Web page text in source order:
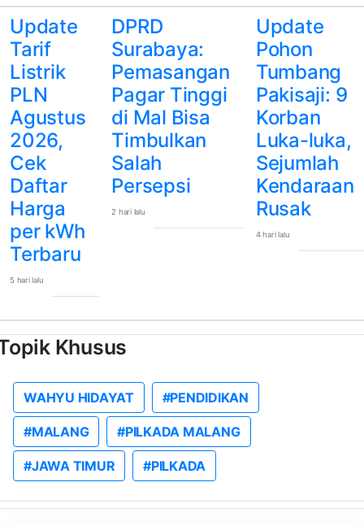
Update
Tarif
Listrik
PLN
Agustus
2026,
Cek
Daftar
Harga
per kWh
Terbaru
5 hari lalu
DPRD
Surabaya:
Pemasangan
Pagar Tinggi
di Mal Bisa
Timbulkan
Salah
Persepsi
2 hari lalu
Update
Pohon
Tumbang
Pakisaji: 9
Korban
Luka-luka,
Sejumlah
Kendaraan
Rusak
4 hari lalu
Khusus
WAHYU HIDAYAT #PENDIDIKAN
#MALANG #PILKADA MALANG
#JAWA TIMUR #PILKADA